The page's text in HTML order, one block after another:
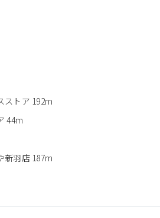
ストア 192m
44m
新羽店 187m